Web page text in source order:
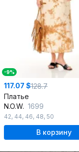
-9%
117.07 $128.7
Платье
N.O.W. 1699
42, 44, 46, 48, 50
В корзину